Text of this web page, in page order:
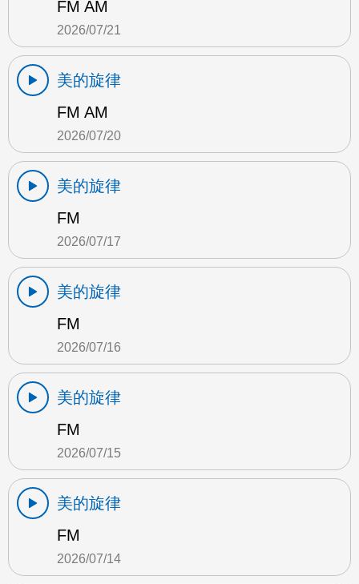
FM AM
2026/07/21
美的旋律
FM AM
2026/07/20
美的旋律
FM
2026/07/17
美的旋律
FM
2026/07/16
美的旋律
FM
2026/07/15
美的旋律
FM
2026/07/14